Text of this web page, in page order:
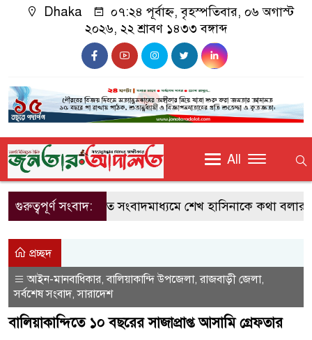
Dhaka
০৭:২৪ পূর্বাহ্ন, বৃহস্পতিবার, ০৬ অগাস্ট
২০২৬, ২২ শ্রাবণ ১৪৩৩ বঙ্গাব্দ
All
গুরুত্বপূর্ণ সংবাদ:ভারতে সংবাদমাধ্যমে শেখ হাসিনাকে কথা বলার
প্রচ্ছদ
আইন-মানবাধিকার,বালিয়াকান্দি উপজেলা,রাজবাড়ী জেলা,
সর্বশেষ সংবাদ,সারাদেশ
বালিয়াকান্দিতে ১০ বছরের সাজাপ্রাপ্ত আসামি গ্রেফতার